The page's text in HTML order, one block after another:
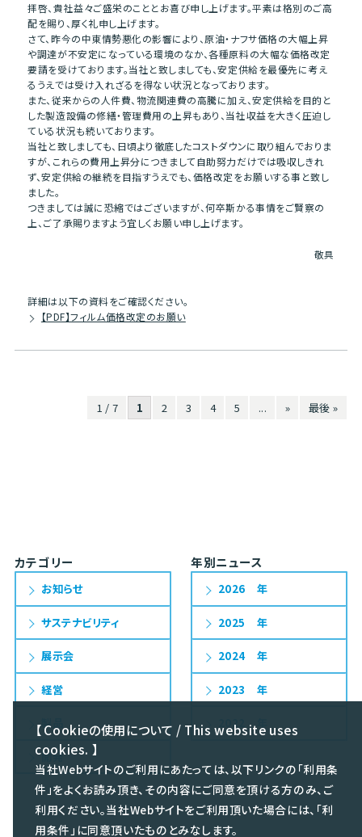
拝啓、貴社益々ご盛栄のこととお喜び申し上げます。平素は格別のご高
配を賜り、厚く礼申し上げます。
さて、昨今の中東情勢悪化の影響により、原油・ナフサ価格の大幅上昇
や調達が不安定になっている環境のなか、各種原料の大幅な価格改定
要請を受けております。当社と致しましても、安定供給を最優先に考え
るうえでは受け入れざるを得ない状況となっております。
また、従来からの人件費、物流関連費の高騰に加え、安定供給を目的と
した製造設備の修繕・管理費用の上昇もあり、当社収益を大きく圧迫し
ている状況も続いております。
当社と致しましても、日頃より徹底したコストダウンに取り組んでおりま
すが、これらの費用上昇分につきまして自助努力だけでは吸収しきれ
ず、安定供給の継続を目指すうえでも、価格改定をお願いする事と致し
ました。
つきましては誠に恐縮ではございますが、何卒斯かる事情をご賢察の
上、ご了承賜りますよう宜しくお願い申し上げます。
敬具
詳細は以下の資料をご確認ください。
【PDF】フィルム価格改定のお願い
1 / 7 1 2 3 4 5 ... » 最後 »
カテゴリー
お知らせ
サステナビリティ
展示会
経営
製品
開発
年別ニュース
2026
2025
2024
2023
2022
【 Cookieの使用について / This website uses
cookies. 】
当社Webサイトのご利用にあたっては、以下リンクの「利用条
件」をよくお読み頂き、その内容にご同意を頂ける方のみ、ご
利用ください。当社Webサイトをご利用頂いた場合には、「利
用条件」に同意頂いたものとみなします。